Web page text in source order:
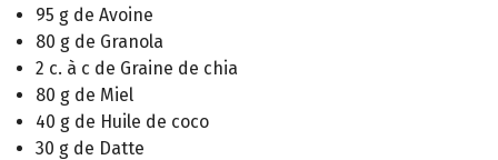
95 g de Avoine
80 g de Granola
2 c. à c de Graine de chia
80 g de Miel
40 g de Huile de coco
30 g de Datte